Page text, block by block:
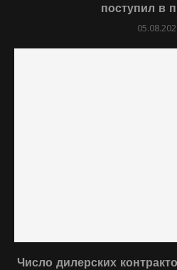
поступил в
Число дилерских